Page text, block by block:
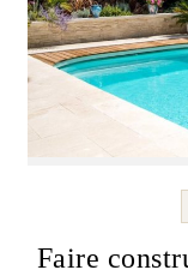
Faire